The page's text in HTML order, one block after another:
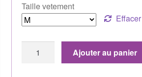
Taille vetement
Effacer
Ajouter au panier